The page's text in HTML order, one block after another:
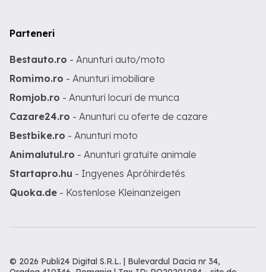
Parteneri
Bestauto.ro - Anunturi auto/moto
Romimo.ro - Anunturi imobiliare
Romjob.ro - Anunturi locuri de munca
Cazare24.ro - Anunturi cu oferte de cazare
Bestbike.ro - Anunturi moto
Animalutul.ro - Anunturi gratuite animale
Startapro.hu - Ingyenes Apróhirdetés
Quoka.de - Kostenlose Kleinanzeigen
© 2026 Publi24 Digital S.R.L. | Bulevardul Dacia nr 34,